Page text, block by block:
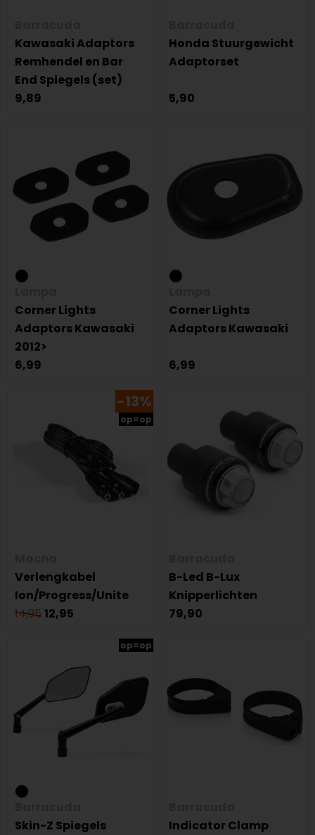
Kawasaki Adaptors
Remhendel en Bar
End Spiegels (set)
9,89
Honda Stuurgewicht
Adaptorset
5,90
Corner Lights
Adaptors Kawasaki
2012>
6,99
Corner Lights
Adaptors Kawasaki
6,99
-13%
op=op
Verlengkabel
Ion/Progress/Unite
14,9512,95
B-Led B-Lux
Knipperlichten
79,90
op=op
Skin-Z Spiegels
Indicator Clamp